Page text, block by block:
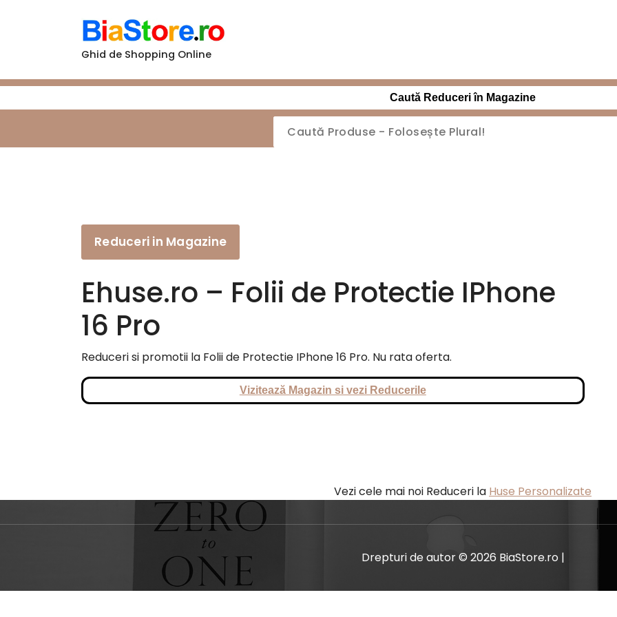
Ghid de Shopping Online
Caută Reduceri în Magazine
Reduceri in Magazine
Ehuse.ro – Folii de Protectie IPhone
16 Pro
Reduceri si promotii la Folii de Protectie IPhone 16 Pro. Nu rata oferta.
Vizitează Magazin si vezi Reducerile
Vezi cele mai noi Reduceri la Huse Personalizate
Drepturi de autor © 2026 BiaStore.ro |